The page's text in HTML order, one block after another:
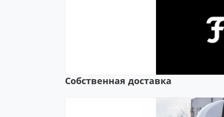
Собственная доставка